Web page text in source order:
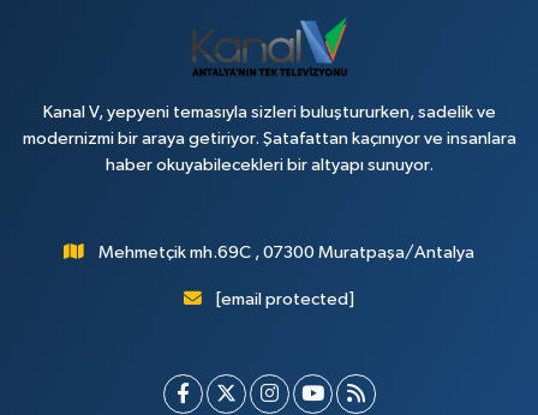
Kanal V, yepyeni temasıyla sizleri buluştururken, sadelik ve
modernizmi bir araya getiriyor. Şatafattan kaçınıyor ve insanlara
haber okuyabilecekleri bir altyapı sunuyor.
Mehmetçik mh.69C , 07300 Muratpaşa/Antalya
[email protected]